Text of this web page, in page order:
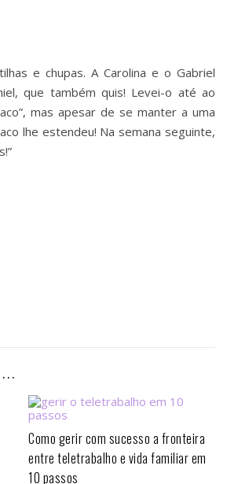
e chupas. A Carolina e o Gabriel
que também quis! Levei-o até ao
mas apesar de se manter a uma
lhe estendeu! Na semana seguinte,
Como gerir com sucesso a fronteira
entre teletrabalho e vida familiar em
10 passos⁣